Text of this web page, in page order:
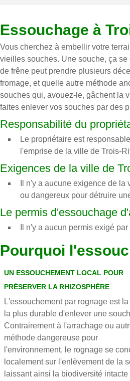
Essouchage à
Vous cherchez à embellir votre
vieilles souches. Une souche, ça
de frêne peut prendre plusieurs
fromage, et quelle autre méthode
souches qui, avouez-le, gâchent la
faites enlever vos souches par des
Responsabilité du
Le propriétaire est
l'emprise de la ville de Trois-
Exigences de la ville de
Il n'y a aucune exigence de
ou dangereux pour détruire
Le permis d'essouchage
Il n'y a aucun permis exigé
Pourquoi
UN ESSOUCHEMENT LOCAL POUR
PRÉSERVER LA RHIZOSPHÈRE
L'essouchement par rognage est la
la plus durable d'enlever une
Contrairement à l'arrachage ou
méthode dangereuse pour
l'environnement, le rognage se
localement sur l'enlèvement de la
laissant ainsi la biodiversité